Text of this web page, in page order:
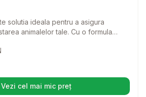
solutia ideala pentru a asigura
animalelor tale. Cu o formula
si sustine perioada de
si lactatie.
Vezi cel mai mic preț(se deschide într-o filă nouă)